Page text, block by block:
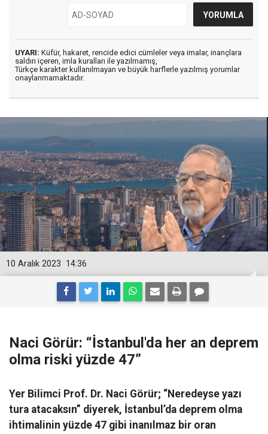
UYARI: Küfür, hakaret, rencide edici cümleler veya imalar, inançlara
saldırı içeren, imla kuralları ile yazılmamış,
Türkçe karakter kullanılmayan ve büyük harflerle yazılmış yorumlar
onaylanmamaktadır.
14:36
10 Aralık 2023
Naci Görür: “İstanbul'da her an deprem
olma riski yüzde 47”
Yer Bilimci Prof. Dr. Naci Görür; “Neredeyse yazı
tura atacaksın” diyerek, İstanbul’da deprem olma
ihtimalinin yüzde 47 gibi inanılmaz bir oran